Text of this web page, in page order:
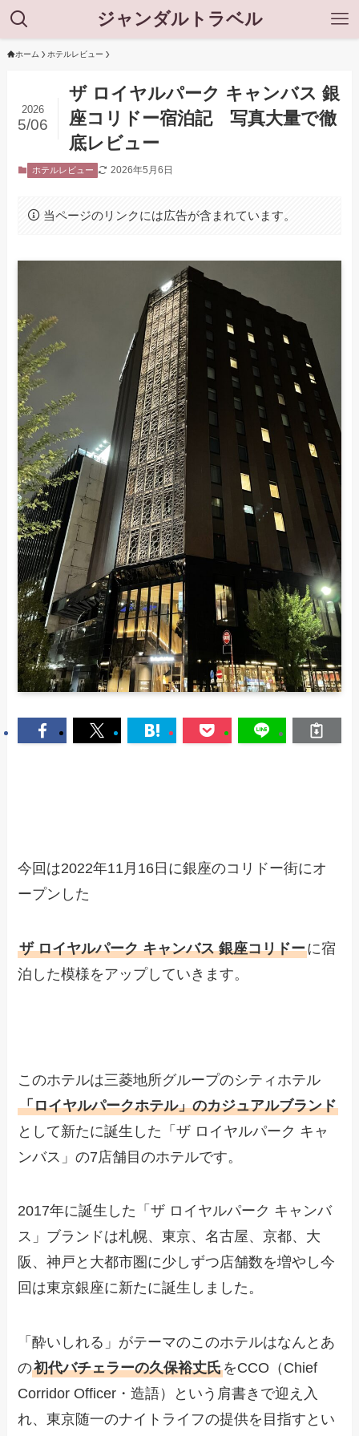
ジャンダルトラベル
ホーム ホテルレビュー
ザ ロイヤルパーク キャンバス 銀
座コリドー宿泊記 写真大量で徹
底レビュー
2026
5/06
ホテルレビュー 2026年5月6日
当ページのリンクには広告が含まれています。
今回は2022年11月16日に銀座のコリドー街にオ
ープンした
ザ ロイヤルパーク キャンバス 銀座コリドーに宿
泊した模様をアップしていきます。
このホテルは三菱地所グループのシティホテル
「ロイヤルパークホテル」のカジュアルブランド
として新たに誕生した「ザ ロイヤルパーク キャ
ンバス」の7店舗目のホテルです。
2017年に誕生した「ザ ロイヤルパーク キャンバ
ス」ブランドは札幌、東京、名古屋、京都、大
阪、神戸と大都市圏に少しずつ店舗数を増やし今
回は東京銀座に新たに誕生しました。
「酔いしれる」がテーマのこのホテルはなんとあ
の初代バチェラーの久保裕丈氏をCCO（Chief
Corridor Officer・造語）という肩書きで迎え入
れ、東京随一のナイトライフの提供を目指すとい